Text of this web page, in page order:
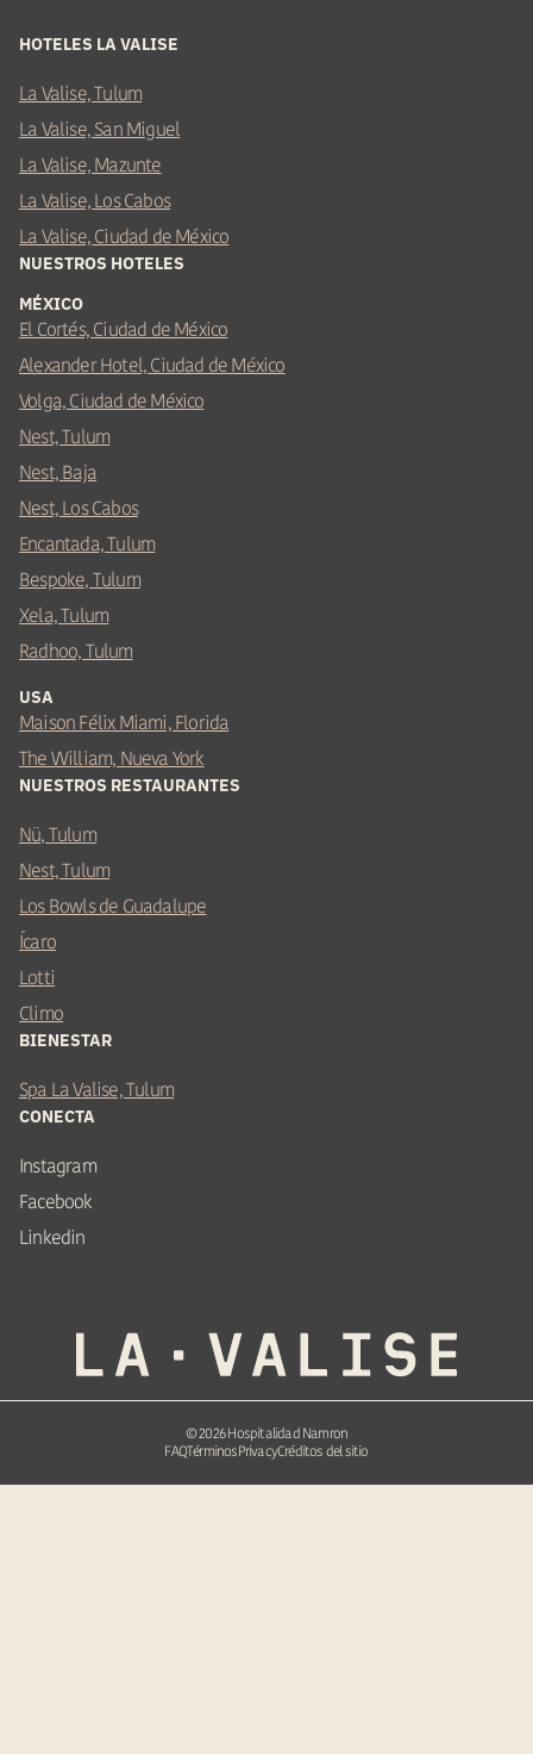
HOTELES LA VALISE
La Valise, Tulum
La Valise, San Miguel
La Valise, Mazunte
La Valise, Los Cabos
La Valise, Ciudad de México
NUESTROS HOTELES
MÉXICO
El Cortés, Ciudad de México
Alexander Hotel, Ciudad de México
Volga, Ciudad de México
Nest, Tulum
Nest, Baja
Nest, Los Cabos
Encantada, Tulum
Bespoke, Tulum
Xela, Tulum
Radhoo, Tulum
USA
Maison Félix Miami, Florida
The William, Nueva York
NUESTROS RESTAURANTES
Nü, Tulum
Nest, Tulum
Los Bowls de Guadalupe
Ícaro
Lotti
Climo
BIENESTAR
Spa La Valise, Tulum
CONECTA
Instagram
Facebook
Linkedin
©2026Hospitalidad Namron
FAQTérminosPrivacyCréditos del sitio